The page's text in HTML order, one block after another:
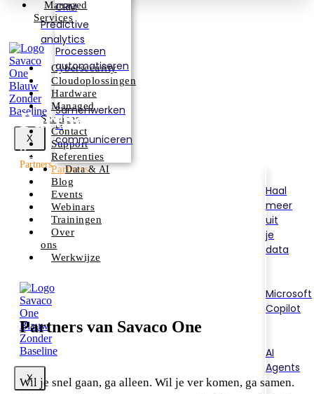
Managed
Services
X
Predictive
analytics
Cybersecurity
Cloudoplossingen
Hardware
Managed
Services
Contact
Support
Referenties
Partners
Blog
Events
Webinars
Trainingen
Over
ons
Werkwijze
X
CRM
Processen
automatiseren
Samenwerken
&
communiceren
Data & AI
Haal
meer
uit
je
data
Microsoft
Copilot
AI
Agents
Partners
Home
Partners
Partners van Savaco One
Wil je snel gaan, ga alleen. Wil je ver komen, ga samen.